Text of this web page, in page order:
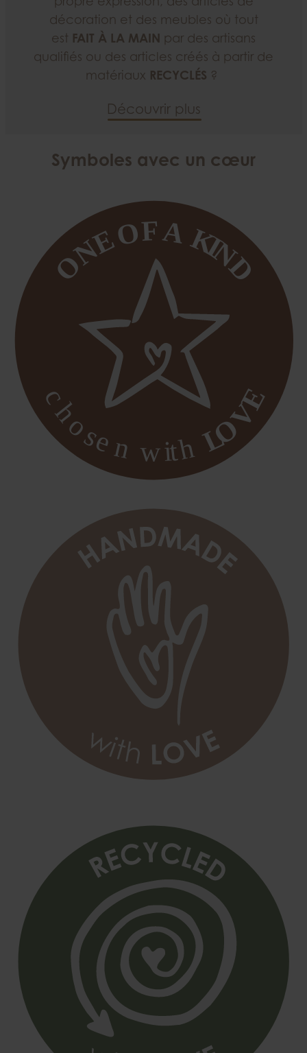
propre expression, des articles de
décoration et des meubles où tout
est FAIT À LA MAIN par des artisans
qualifiés ou des articles créés à partir de
matériaux RECYCLÉS ?
Découvrir plus
Symboles avec un cœur